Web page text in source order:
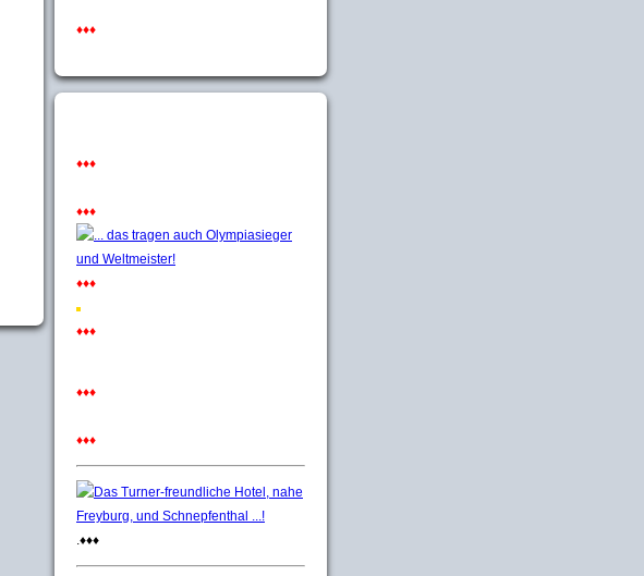
♦♦♦
♦♦♦
♦♦♦
♦♦♦
♦♦♦
♦♦♦
♦♦♦
.♦♦♦